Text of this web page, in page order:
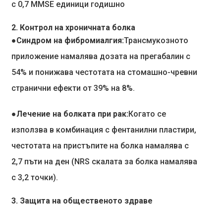
с 0,7 MMSE единици годишно
2. Контрол на хроничната болка
●Синдром на фибромиалгия:Трансмукозното
приложение намалява дозата на прегабалин с
54% и понижава честотата на стомашно-чревни
странични ефекти от 39% на 8%.
●Лечение на болката при рак:Когато се
използва в комбинация с фентанилни пластири,
честотата на пристъпите на болка намалява с
2,7 пъти на ден (NRS скалата за болка намалява
с 3,2 точки).
3. Защита на общественото здраве